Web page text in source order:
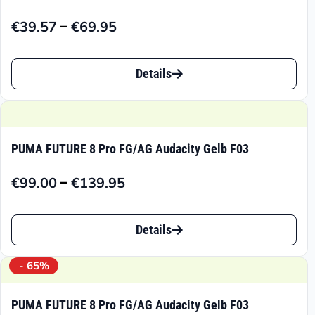
€39.57 –€69.95
Preisspanne:
€69.95
Dieses
Produkt
auf.
Die
Optionen
können
auf
Details
PUMA FUTURE 8 Pro FG/AG Audacity Gelb F03
€99.00–€139.95
Preisspanne:
€139.95
Dieses
Produkt
weist
Details
- 65%
PUMA FUTURE 8 Pro FG/AG Audacity Gelb F03